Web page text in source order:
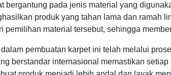
bergantung pada jenis material yang
produk yang tahan lama dan ramah
pemilihan material tersebut, sehingga
pembuatan karpet ini telah melalui
berstandar internasional memastikan